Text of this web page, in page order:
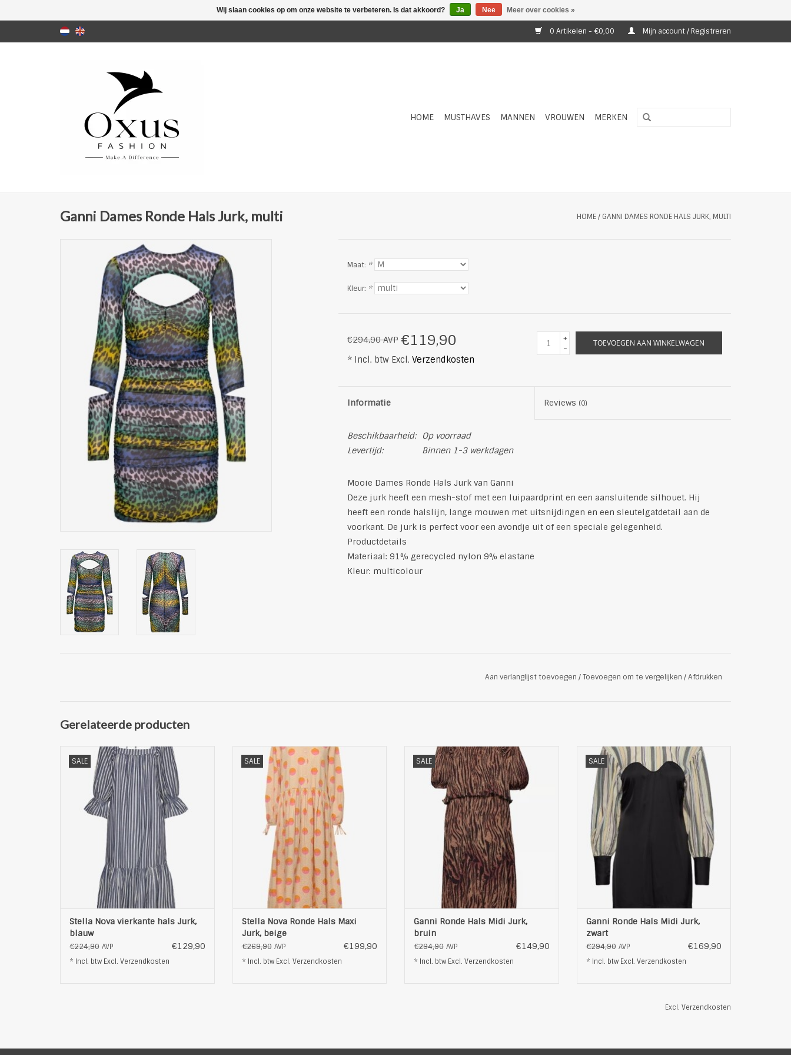
0 Artikelen - €0,00 Mijn account / Registreren
HOME MUSTHAVES MANNEN VROUWEN MERKEN
Ganni Dames Ronde Hals Jurk, multi HOME/ GANNI DAMES RONDE HALS JURK, MULTI
Maat: *
Kleur: *
€294,90 AVP €119,90
* Incl. btw Excl. Verzendkosten
+
-
TOEVOEGEN AAN WINKELWAGEN
Informatie Reviews (0)
Beschikbaarheid:
Op voorraad
Levertijd:
Binnen 1-3 werkdagen
Mooie Dames Ronde Hals Jurk van Ganni
Deze jurk heeft een mesh-stof met een luipaardprint en een aansluitende silhouet. Hij
heeft een ronde halslijn, lange mouwen met uitsnijdingen en een sleutelgatdetail aan de
voorkant. De jurk is perfect voor een avondje uit of een speciale gelegenheid.
Productdetails
Materiaal: 91% gerecycled nylon 9% elastane
Kleur: multicolour
Aan verlanglijst toevoegen /Toevoegen om te vergelijken /Afdrukken
Gerelateerde producten
SALE
Mooie Dames vierkante hals Jurk van
Stella Nova
Deze midi-jurk met vierkante hals en
driekwartmouwen heeft een relaxte
pasvorm. De elastische manchetten
creëren een subtiele ruche, terwijl de
striksluiting op de rug een charmant
detail toevoegt. Gemaakt
TOEVOEGEN AAN WINKELWAGEN
Stella Nova vierkante hals Jurk,
blauw
€224,90 AVP €129,90
* Incl. btw Excl. Verzendkosten
SALE
Mooie Dames Ronde Hals Maxi Jurk van
Stella Nova
Deze lange jurk heeft een speels
patroon en een comfortabele en
stijlvolle pasvorm. Het heeft een ronde
halslijn en een knoopsluiting aan de
voorkant, aangevuld met lange mouwen
met charmante strikdetails
TOEVOEGEN AAN WINKELWAGEN
Stella Nova Ronde Hals Maxi
Jurk, beige
€269,90 AVP €199,90
* Incl. btw Excl. Verzendkosten
SALE
Mooie Dames Ronde Hals Midi Jurk van
Ganni
Deze jurk heeft een geplisseerde
georgette stof en een flatterende midi-
lengte. Hij heeft een ontspannen
pasvorm en een prachtige zebraprint. De
jurk is perfect voor elke gelegenheid, van
een casual dagje uit to
TOEVOEGEN AAN WINKELWAGEN
Ganni Ronde Hals Midi Jurk,
bruin
€294,90 AVP €149,90
* Incl. btw Excl. Verzendkosten
SALE
Mooie Dames Ronde Hals Midi Jurk van
Ganni
Deze jurk heeft een uniek ontwerp met
een gestreepte bovenkant en een effen
zwarte onderkant. De mouwen zijn lang
en hebben een pof-ontwerp. De jurk
heeft een ronde halslijn en een
ontspannen pasvorm.
TOEVOEGEN AAN WINKELWAGEN
Ganni Ronde Hals Midi Jurk,
zwart
€294,90 AVP €169,90
* Incl. btw Excl. Verzendkosten
Excl. Verzendkosten
Wij slaan cookies op om onze website te verbeteren. Is dat akkoord? Ja Nee Meer over cookies »